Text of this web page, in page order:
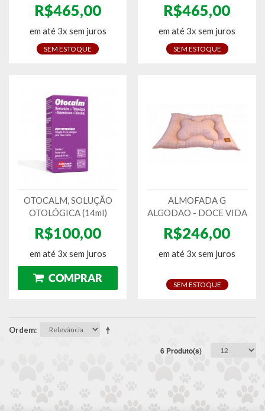
R$465,00
em até 3x sem juros
SEM ESTOQUE
R$465,00
em até 3x sem juros
SEM ESTOQUE
OTOCALM, SOLUÇÃO
OTOLÓGICA (14ml)
R$100,00
em até 3x sem juros
ALMOFADA G
ALGODAO - DOCE VIDA
R$246,00
em até 3x sem juros
SEM ESTOQUE
Ordem
6 Produto(s)